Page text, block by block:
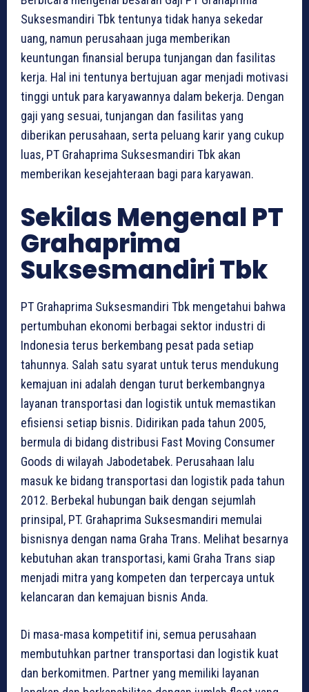
Suksesmandiri Tbk tentunya tidak hanya sekedar
uang, namun perusahaan juga memberikan
keuntungan finansial berupa tunjangan dan fasilitas
kerja. Hal ini tentunya bertujuan agar menjadi motivasi
tinggi untuk para karyawannya dalam bekerja. Dengan
gaji yang sesuai, tunjangan dan fasilitas yang
diberikan perusahaan, serta peluang karir yang cukup
luas, PT Grahaprima Suksesmandiri Tbk akan
memberikan kesejahteraan bagi para karyawan.
Sekilas Mengenal PT
Grahaprima
Suksesmandiri Tbk
PT Grahaprima Suksesmandiri Tbk mengetahui bahwa
pertumbuhan ekonomi berbagai sektor industri di
Indonesia terus berkembang pesat pada setiap
tahunnya. Salah satu syarat untuk terus mendukung
kemajuan ini adalah dengan turut berkembangnya
layanan transportasi dan logistik untuk memastikan
efisiensi setiap bisnis. Didirikan pada tahun 2005,
bermula di bidang distribusi Fast Moving Consumer
Goods di wilayah Jabodetabek. Perusahaan lalu
masuk ke bidang transportasi dan logistik pada tahun
2012. Berbekal hubungan baik dengan sejumlah
prinsipal, PT. Grahaprima Suksesmandiri memulai
bisnisnya dengan nama Graha Trans. Melihat besarnya
kebutuhan akan transportasi, kami Graha Trans siap
menjadi mitra yang kompeten dan terpercaya untuk
kelancaran dan kemajuan bisnis Anda.
Di masa-masa kompetitif ini, semua perusahaan
membutuhkan partner transportasi dan logistik kuat
dan berkomitmen. Partner yang memiliki layanan